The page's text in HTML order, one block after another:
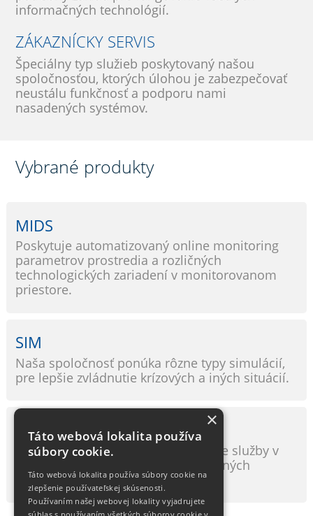
informačných technológií.
ZÁKAZNÍCKY SERVIS
Špeciálny typ služieb poskytovaný našou
spoločnosťou, ktorých úlohou je zabezpečovať
neustálu funkčnosť a podporu nami
nasadených systémov.
Vybrané produkty
MIDS
Poskytuje automatizovaný online monitoring
parametrov prostredia a rozličných
technologických zariadení v monitorovanom
priestore.
SIM
Naša spoločnosť ponúka rôzne typy simulácií,
pre lepšie zvládnutie krízových a iných situácií.
LXCloud
Naša spoločnosť poskytuje unikátne služby v
oblasti budovania interných a verejných
cloudov.
×
Táto webová lokalita používa
súbory cookie.
Táto webová lokalita používa súbory cookie na
zlepšenie používateľskej skúsenosti.
Používaním našej webovej lokality vyjadrujete